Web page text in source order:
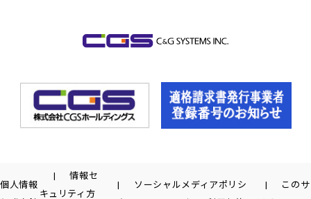
個人情報
情報セ
キュリティ方
ソーシャルメディアポリシ
このサ